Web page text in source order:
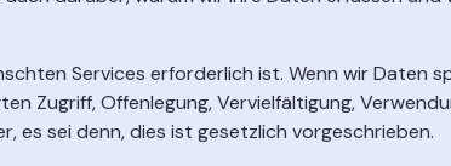
Services erforderlich ist. Wenn wir Daten
Zugriff, Offenlegung, Vervielfältigung,
es sei denn, dies ist gesetzlich vorgeschrieben.